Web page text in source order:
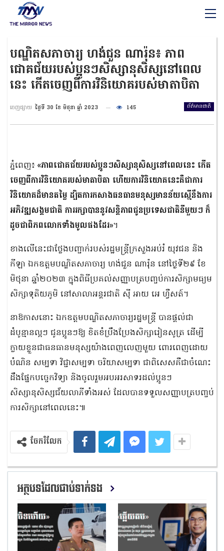
បណ្ឌិតសភាចារ្យ ហង់ជួន ណារ៉ុន៖ ភាព
ជោគជ័យរបស់ប្អូនៗសិស្សានុសិស្សនៅពេល
នេះ កើតចេញពីការវិនិយោគរបស់មាតាបិតា
ព័ត៌មានជាតិ
ចេញផ្សាយ ថ្ងៃទី 30 ខែ មិថុនា ឆ្នាំ 2023 145
ភ្នំពេញ៖ «ភាពជោគជ័យរបស់ប្អូនៗសិស្សានុសិស្សនៅពេលនេះ កើត
ចេញពីការវិនិយោគរបស់មាតាបិតា ហើយការវិនិយោគនេះគឺជាការ
វិនិយោគដ៏មានតម្លៃ ដ្បិតការកសាងធនធានមនុស្សមានន័យស្មើនឹងការ
អភិវឌ្ឍសង្គមជាតិ ការរក្សាបាននូវសន្តិភាពជូនប្រទេសជាតិនីមួយៗ ក៏
ដូចជាពិភពលោកទាំងមូលផងដែរ»។
ខាងលើនេះជាថ្លែងបញ្ជាក់របស់រដ្ឋមន្ត្រីក្រសួងអប់រំ យុវជន និង
កីឡា ឯកឧត្តមបណ្ឌិតសភាចារ្យ ហង់ជួន ណារ៉ុន នៅថ្ងៃទី២៩ ខែ
មិថុនា ឆ្នាំ២០២៣ ក្នុងពិធីប្រគល់សញ្ញាបត្របញ្ចប់ការសិក្សាមធ្យម
សិក្សាទុតិយភូមិ នៅសាលាអន្តរជាតិ ស៊ី អាយ អេ ហ្វឺសត៍។
នាឱកាសនោះ ឯកឧត្តមបណ្ឌិតសភាចារ្យរដ្ឋមន្ត្រី បានផ្ដល់ជា
ដំបូន្មានល្អៗ ជូនប្អូនៗឱ្យ ខិតខំប្រឹងប្រែងសិក្សារៀនសូត្រ ដើម្បី
ក្លាយខ្លួនជាធនធានមនុស្សយ៉ាងពេញលេញមួយ ពោរពេញដោយ
បំណិន សម្បទា វិជ្ជាសម្បទា ចរិយាសម្បទា ជាពិសេសគឺជាចំណេះ
ដឹងផ្នែកបច្ចេកវិទ្យា និងចូលរួមអបអរសាទរដល់ប្អូនៗ
សិស្សានុសិស្សជ័យលាភីទាំងអស់ ដែលបានទទួលសញ្ញាបត្របញ្ចប់
ការសិក្សានៅពេលនេះ៕
ចែករំលែក
អត្ថបទដែលជាប់ទាក់ទង